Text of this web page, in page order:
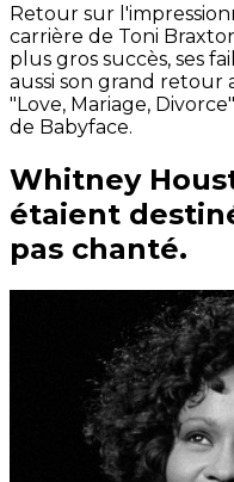
Retour sur
carrière de Toni
plus gros succès, ses
aussi son grand retour
"Love, Mariage,
de Babyface.
Whitney
étaient
pas chanté.